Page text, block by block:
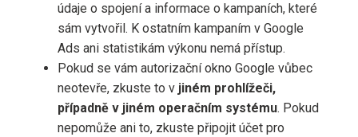
údaje o spojení a informace o kampaních, které
sám vytvořil. K ostatním kampaním v Google
Ads ani statistikám výkonu nemá přístup.
Pokud se vám autorizační okno Google vůbec
neotevře, zkuste to v jiném prohlížeči,
případně v jiném operačním systému. Pokud
nepomůže ani to, zkuste připojit účet pro